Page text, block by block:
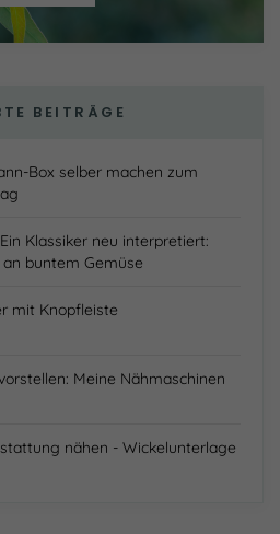
BEITRÄGE
Box selber machen zum
Klassiker neu interpretiert:
an buntem Gemüse
mit Knopfleiste
Meine Nähmaschinen
nähen - Wickelunterlage